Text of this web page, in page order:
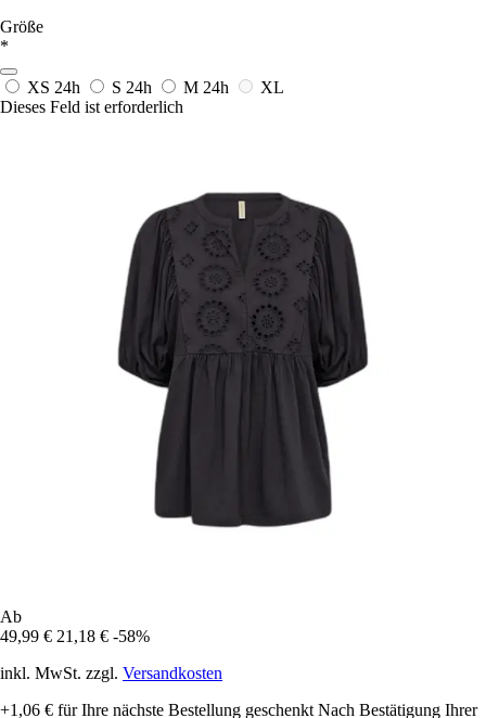
Größe
*
XS 24h S 24h M 24h
XL
Dieses Feld ist erforderlich
Ab
49,99 € 21,18 € -58%
inkl. MwSt. zzgl. Versandkosten
+1,06 € für Ihre nächste Bestellung geschenkt Nach Bestätigung Ihrer